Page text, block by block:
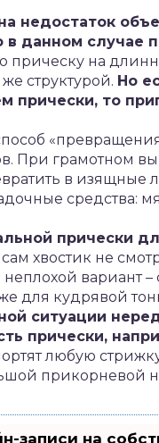
недостаток
в данном случае
прическу на
структурой. Но
прически, то
При грамотном
в изящные
средства:
прически
хвостик не
вариант
для кудрявой
ситуации
прически,
любую
прикорневой
записи на